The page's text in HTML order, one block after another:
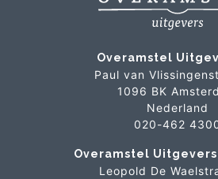
Overamstel
Paul van
1096 BK
Nederland
020-462
Overamstel
Leopold De